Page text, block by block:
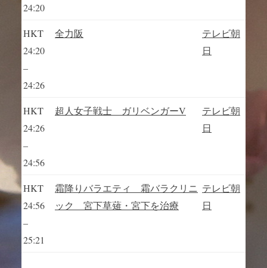
24:20
HKT
24:20
–
24:26
全力阪
テレビ朝
日
HKT
24:26
–
24:56
超人女子戦士 ガリベンガーV
テレビ朝
日
HKT
24:56
–
25:21
霜降りバラエティ 霜バラクリニ
ック 宮下草薙・宮下を治療
テレビ朝
日